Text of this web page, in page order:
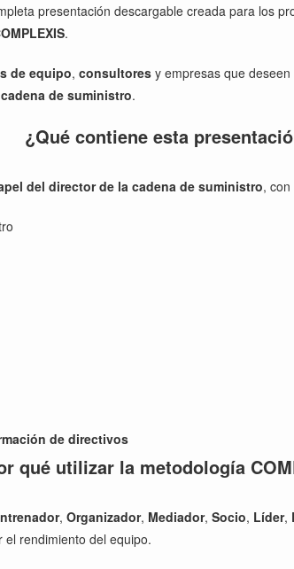
presentación descargable creada para los
.
de equipo,consultores y empresas que
de suministro.
¿Qué contiene esta
del director de la cadena de suministro,
de directivos
qué utilizar la metodología
,Organizador, Mediador,Socio, Líder,
rendimiento del equipo.